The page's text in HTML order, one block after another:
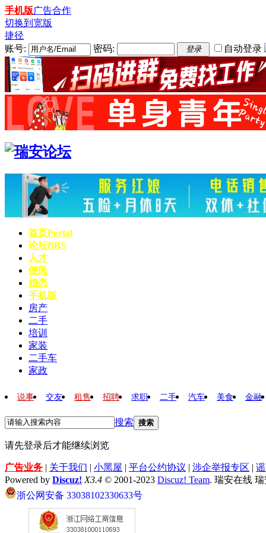
手机版广告合作
切换到宽版
捷径
账号:
密码: 登录 自动登录
首页Portal
论坛BBS
人才
便民
婚恋
手机版
房产
二手
培训
家装
二手车
家政
说事 交友 租售 招聘 求职 二手 汽车 美食 金融
搜索 搜索
请先登录后才能继续浏览
广告业务 | 关于我们 | 小黑屋 | 平台公约协议 | 涉企举报专区 |
Powered by Discuz! X3.4 © 2001-2023 Discuz! Team. 瑞安在线
浙公网安备 33038102330633号